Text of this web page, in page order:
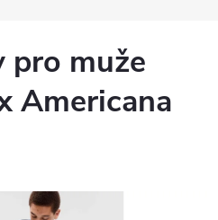
pro muže
Americana